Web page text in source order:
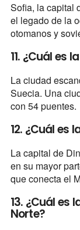
Sofia, la capital
el legado de la
otomanos y
11. ¿Cuál es
La ciudad
Suecia. Una
con 54 puentes.
12. ¿Cuál es
La capital de
en su mayor
que conecta el
13. ¿Cuál es
Norte?